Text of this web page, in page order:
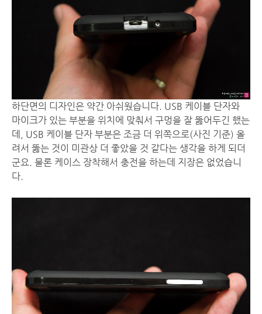
하단면의 디자인은 약간 아쉬웠습니다. USB 케이블 단자와
마이크가 있는 부분을 위치에 맞춰서 구멍을 잘 뚫어두긴 했는
데, USB 케이블 단자 부분은 조금 더 위쪽으로(사진 기준) 올
려서 뚫는 것이 미관상 더 좋았을 것 같다는 생각을 하게 되더
군요. 물론 케이스 장착해서 충전을 하는데 지장은 없었습니
다.